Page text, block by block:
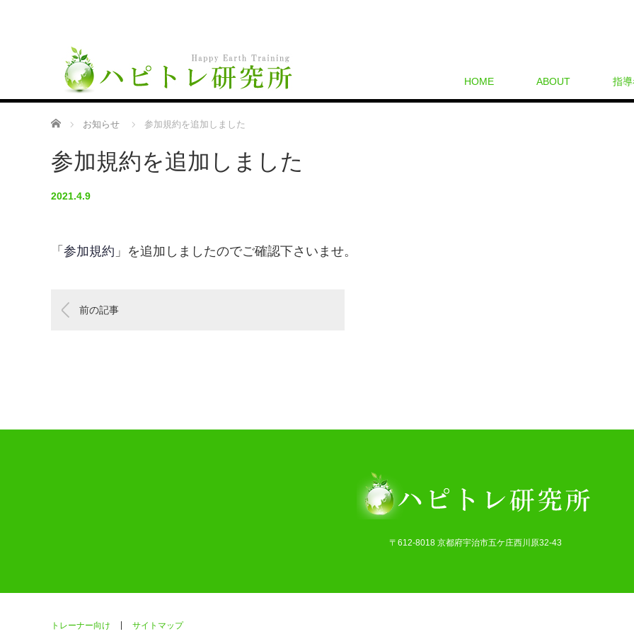
HOME ABOUT 指
ホーム お知らせ 参加規約を追加しました
参加規約を追加しました
2021.4.9
「 参加規約 」を追加しましたのでご確認下さいませ。
前の記事
〒612-8018 京都府宇治市五ケ庄西川原32-43
トレーナー向け サイトマップ